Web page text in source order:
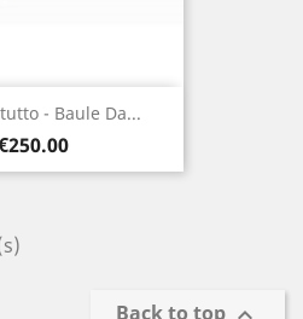
- Baule Da...
Back to top